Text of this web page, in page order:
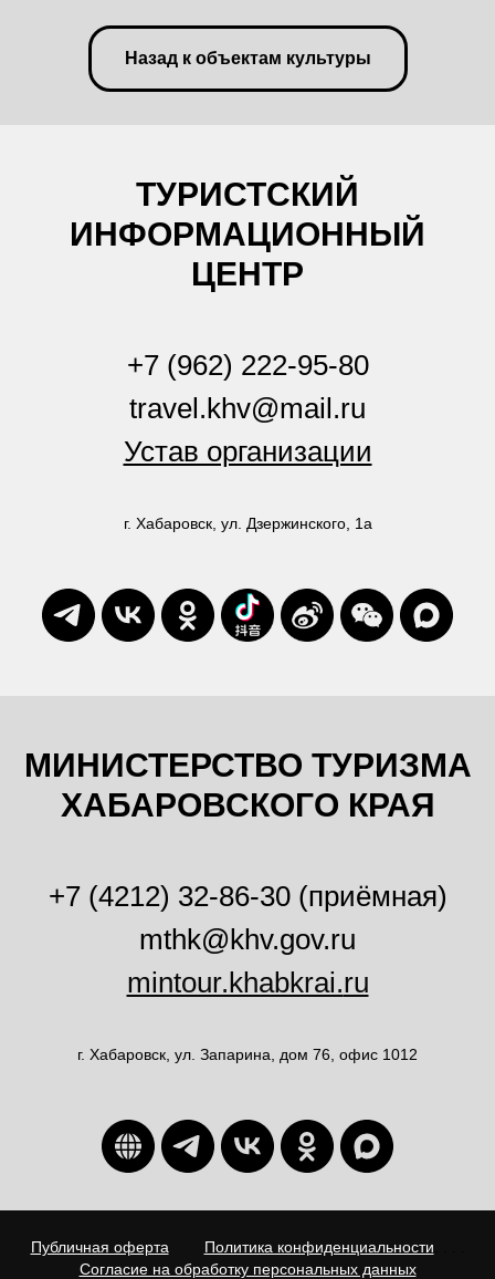
Назад к объектам культуры
ТУРИСТСКИЙ
ИНФОРМАЦИОННЫЙ
ЦЕНТР
+7 (962) 222-95-80
travel.khv@mail.ru
Устав организации
г. Хабаровск, ул. Дзержинского, 1а
МИНИСТЕРСТВО ТУРИЗМА
ХАБАРОВСКОГО КРАЯ
+7 (4212) 32-86-30 (приёмная)
mthk@khv.gov.ru
mintour.khabkrai.ru
г. Хабаровск, ул. Запарина, дом 76, офис 1012
Публичная оферта Политика конфиденциальности
Согласие на обработку персональных данных